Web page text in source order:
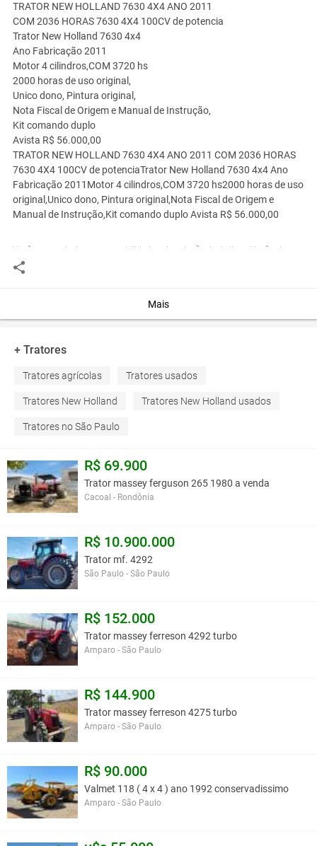
TRATOR NEW HOLLAND 7630 4X4 ANO 2011
COM 2036 HORAS 7630 4X4 100CV de potencia
Trator New Holland 7630 4x4
Ano Fabricação 2011
Motor 4 cilindros,COM 3720 hs
2000 horas de uso original,
Unico dono, Pintura original,
Nota Fiscal de Origem e Manual de Instrução,
Kit comando duplo
Avista R$ 56.000,00
TRATOR NEW HOLLAND 7630 4X4 ANO 2011 COM 2036 HORAS
7630 4X4 100CV de potenciaTrator New Holland 7630 4x4 Ano
Fabricação 2011Motor 4 cilindros,COM 3720 hs2000 horas de uso
original,Unico dono, Pintura original,Nota Fiscal de Origem e
Manual de Instrução,Kit comando duplo Avista R$ 56.000,00
Você assume toda a responsabilidade pela cotação deste item. Você acha que
este anúncio é contra a política de Agroads?
Mais
+ Tratores
Tratores agrícolas Tratores usados
Tratores New Holland Tratores New Holland usados
Tratores no São Paulo
R$ 69.900
Trator massey ferguson 265 1980 a venda
Cacoal - Rondônia
R$ 10.900.000
Trator mf. 4292
São Paulo - São Paulo
R$ 152.000
Trator massey ferreson 4292 turbo
Amparo - São Paulo
R$ 144.900
Trator massey ferreson 4275 turbo
Amparo - São Paulo
R$ 90.000
Valmet 118 ( 4 x 4 ) ano 1992 conservadissimo
Amparo - São Paulo